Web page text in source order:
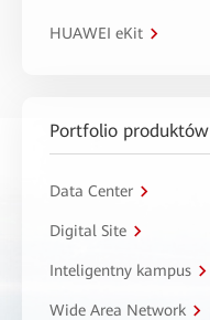
HUAWEI eKit
Portfolio produktów
Data Center
Digital Site
Inteligentny kampus
Wide Area Network